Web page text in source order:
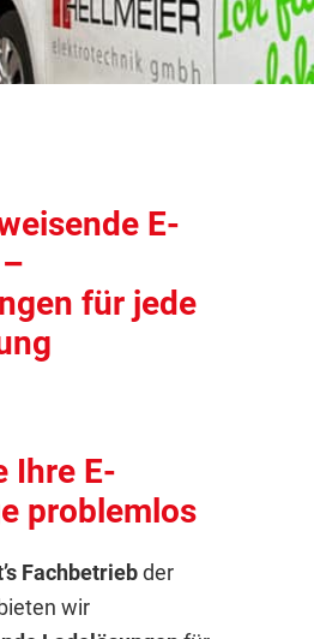
E-
für jede
Ihre E-
problemlos
Fachbetriebder
wir